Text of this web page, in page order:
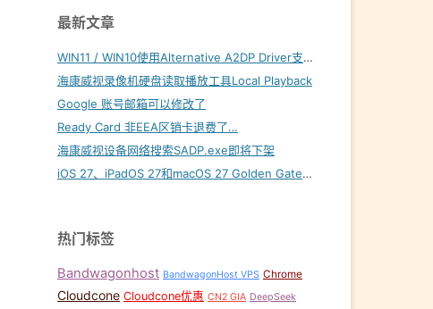
最新文章
WIN11 / WIN10使用Alternative A2DP Driver支持LDAC
海康威视录像机硬盘读取播放工具Local Playback
Google 账号邮箱可以修改了
Ready Card 非EEA区销卡退费了…
海康威视设备网络搜索SADP.exe即将下架
iOS 27、iPadOS 27和macOS 27 Golden Gate内置壁纸下载
热门标签
Bandwagonhost BandwagonHost VPS Chrome
Cloudcone Cloudcone优惠 CN2 GIA DeepSeek